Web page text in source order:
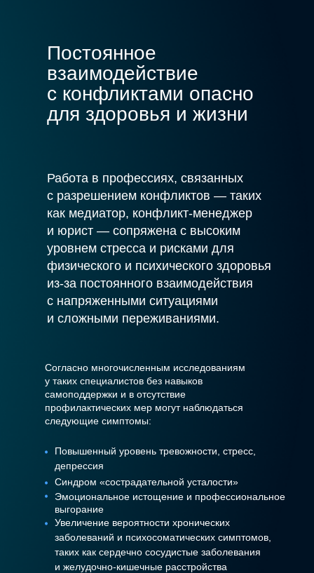
Повышенный уровень тревожности, стресс,
депрессия
Эмоциональное истощение и профессиональное
выгорание
Синдром «сострадательной усталости»
Увеличение вероятности хронических
заболеваний и психосоматических симптомов,
таких как сердечно сосудистые заболевания
и желудочно-кишечные расстройства
Постоянное
взаимодействие
с конфликтами опасно
для здоровья и жизни
Работа в профессиях, связанных
с разрешением конфликтов — таких
как медиатор, конфликт-менеджер
и юрист — сопряжена с высоким
уровнем стресса и рисками для
физического и психического здоровья
из-за постоянного взаимодействия
с напряженными ситуациями
и сложными переживаниями.
Согласно многочисленным исследованиям
у таких специалистов без навыков
самоподдержки и в отсутствие
профилактических мер могут наблюдаться
следующие симптомы: